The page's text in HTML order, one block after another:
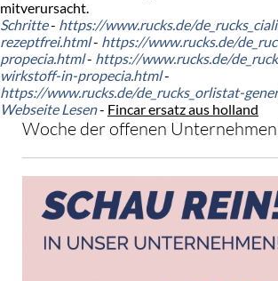
mitverursacht.
Schritte- https://www.rucks.de/
rezeptfrei.html- https://www.rucks.de/
propecia.html- https://www.rucks.de/
wirkstoff-in-propecia.html-
https://www.rucks.de/de_rucks_orlistat-
Webseite Lesen- Fincar ersatz aus holland
Woche der offenen Unternehmen